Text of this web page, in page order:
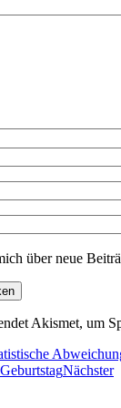
über neue
Akismet, um
Nächster